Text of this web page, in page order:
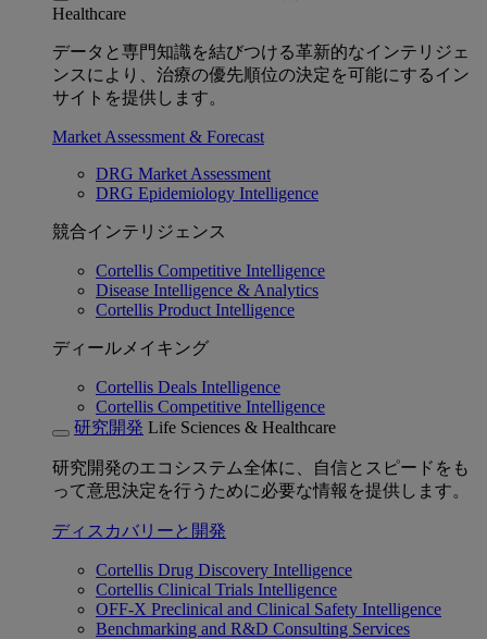
Healthcare
データと専門知識を結びつける革新的なインテリジェ
ンスにより、治療の優先順位の決定を可能にするイン
サイトを提供します。
Market Assessment & Forecast
DRG Market Assessment
DRG Epidemiology Intelligence
競合インテリジェンス
Cortellis Competitive Intelligence
Disease Intelligence & Analytics
Cortellis Product Intelligence
ディールメイキング
Cortellis Deals Intelligence
Cortellis Competitive Intelligence
研究開発 Life Sciences & Healthcare
研究開発のエコシステム全体に、自信とスピードをも
って意思決定を行うために必要な情報を提供します。
ディスカバリーと開発
Cortellis Drug Discovery Intelligence
Cortellis Clinical Trials Intelligence
OFF-X Preclinical and Clinical Safety Intelligence
Benchmarking and R&D Consulting Services